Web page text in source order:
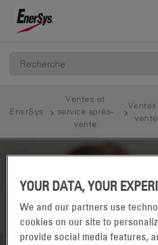
EnerSys
Ventes et
service après-
vente
YOUR DATA, YOUR
We and our partners use
cookies on our site to
provide social media features,